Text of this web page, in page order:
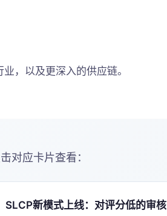
，以及更深入的供应链。
对应卡片查看：
SLCP新模式上线：对评分低的审核